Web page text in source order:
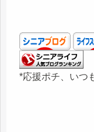
*応援ポチ、いつ